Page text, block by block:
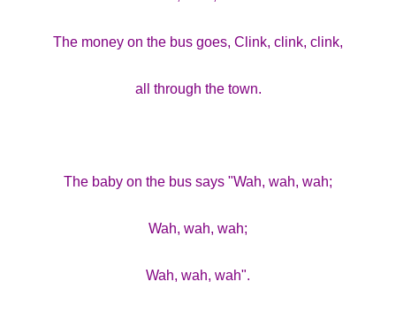
Company
Subscription Plans
The money on the bus goes, Clink, clink, clink,
all through the town.
The baby on the bus says "Wah, wah, wah;
Wah, wah, wah;
Wah, wah, wah".